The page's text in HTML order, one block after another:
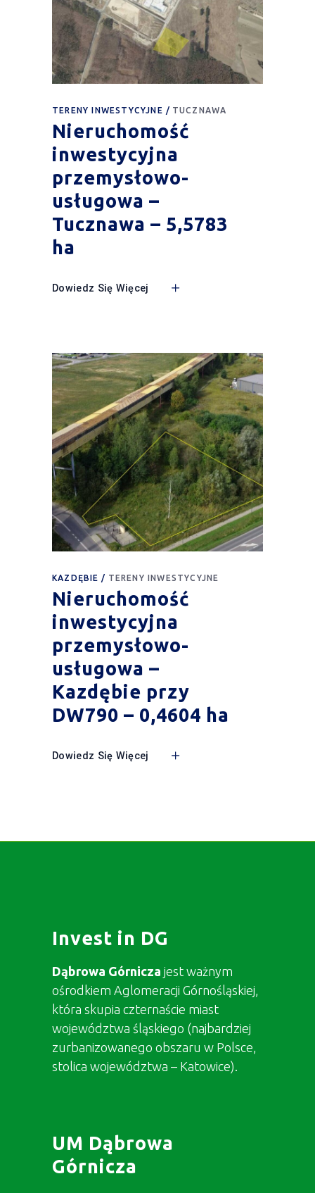
TERENY INWESTYCYJNE TUCZNAWA
Nieruchomość
inwestycyjna
przemysłowo-
usługowa –
Tucznawa – 5,5783
ha
Dowiedz Się Więcej
KAZDĘBIE TERENY INWESTYCYJNE
Nieruchomość
inwestycyjna
przemysłowo-
usługowa –
Kazdębie przy
DW790 – 0,4604 ha
Dowiedz Się Więcej
Invest in DG
Dąbrowa Górnicza jest ważnym
ośrodkiem Aglomeracji Górnośląskiej,
która skupia czternaście miast
województwa śląskiego (najbardziej
zurbanizowanego obszaru w Polsce,
stolica województwa – Katowice).
UM Dąbrowa
Górnicza